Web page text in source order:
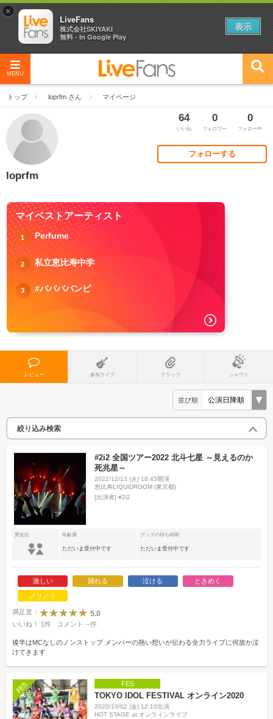
MENU
トップ loprfm さん マイページ
64
いいね
0
フォロワー
0
フォロー中
フォローする
loprfm
マイベストアーティスト
1 Perfume
2 私立恵比寿中学
3 #ババババンビ
レビュー 参加ライブ クリップ シャウト
並び順
絞り込み検索
#2i2 全国ツアー2022 北斗七星 ～見えるのか
死兆星～
2022/12/13 (火) 18:45開演
恵比寿LIQUIDROOM (東京都)
[出演者]#2i2
男女比 年齢層 グッズの待ち時間
ただいま受付中です ただいま受付中です
激しい 踊れる 泣ける
ときめく
ノリノリ
満足度： 5.0
いいね！ 1 件 コメント --件
後半はMCなしのノンストップ メンバーの熱い想いが伝わる全力ライブに何故か泣
けてきます
FES
TOKYO IDOL FESTIVAL オンライン2020
2020/10/02 (金) 12:10出演
HOT STAGE at オンラインライブ
×
LiveFans
株式会社SKIYAKI
無料 - In Google Play
表示